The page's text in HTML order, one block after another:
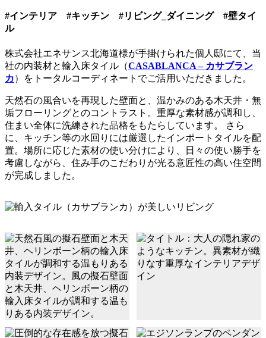
#インテリア #キッチン #リビング_ダイニング #壁タイ
ル
株式会社エネサンス北海道様が手掛けられた個人邸にて、当
社の内装材と輸入床タイル（CASABLANCA – カサブラン
カ）をトータルコーディネートでご活用いただきました。
天然石の風合いを再現した壁面と、温かみのある木天井・無
垢フローリングとのコントラスト。重厚な素材感が調和し、
住まい全体に洗練された品格をもたらしています。 さら
に、キッチン等の水回りには厳選したインポートタイルを配
置。場所に応じた素材の使い分けにより、日々の使い勝手を
考慮しながら、住み手のこだわりが光る意匠性の高い住空間
が完成しました。